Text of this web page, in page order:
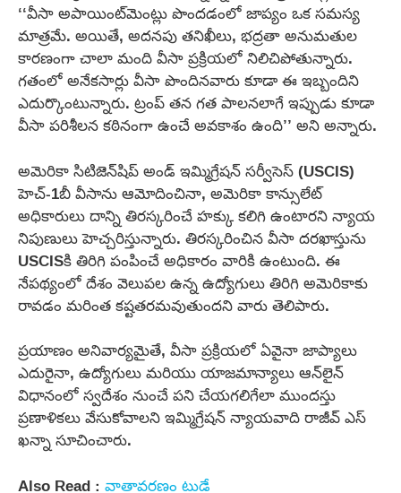
‘‘వీసా అపాయింట్‌మెంట్లు పొందడంలో జాప్యం ఒక సమస్య
మాత్రమే. అయితే, అదనపు తనిఖీలు, భద్రతా అనుమతుల
కారణంగా చాలా మంది వీసా ప్రక్రియలో నిలిచిపోతున్నారు.
గతంలో అనేకసార్లు వీసా పొందినవారు కూడా ఈ ఇబ్బందిని
ఎదుర్కొంటున్నారు. ట్రంప్ తన గత పాలనలాగే ఇప్పుడు కూడా
వీసా పరిశీలన కఠినంగా ఉంచే అవకాశం ఉంది’’ అని అన్నారు.
అమెరికా సిటిజెన్‌షిప్ అండ్ ఇమ్మిగ్రేషన్ సర్వీసెస్ (USCIS)
హెచ్-1బీ వీసాను ఆమోదించినా, అమెరికా కాన్సులేట్
అధికారులు దాన్ని తిరస్కరించే హక్కు కలిగి ఉంటారని న్యాయ
నిపుణులు హెచ్చరిస్తున్నారు. తిరస్కరించిన వీసా దరఖాస్తును
USCISకి తిరిగి పంపించే అధికారం వారికి ఉంటుంది. ఈ
నేపథ్యంలో దేశం వెలుపల ఉన్న ఉద్యోగులు తిరిగి అమెరికాకు
రావడం మరింత కష్టతరమవుతుందని వారు తెలిపారు.
ప్రయాణం అనివార్యమైతే, వీసా ప్రక్రియలో ఏవైనా జాప్యాలు
ఎదురైనా, ఉద్యోగులు మరియు యాజమాన్యాలు ఆన్‌లైన్
విధానంలో స్వదేశం నుంచే పని చేయగలిగేలా ముందస్తు
ప్రణాళికలు వేసుకోవాలని ఇమ్మిగ్రేషన్ న్యాయవాది రాజీవ్ ఎస్
ఖన్నా సూచించారు.
Also Read : వాతావరణం టుడే